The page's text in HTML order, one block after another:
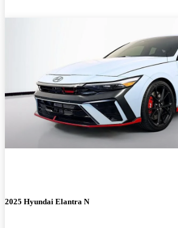
2025 Hyundai Elantra N